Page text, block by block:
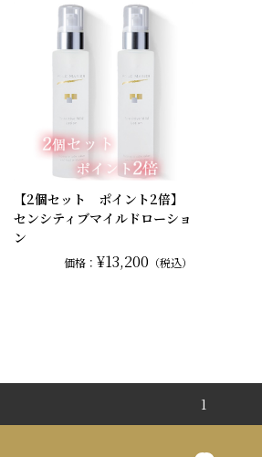
【2個セット ポイント2倍】
センシティブマイルドローショ
ン
価格： ¥13,200 （税込）
1